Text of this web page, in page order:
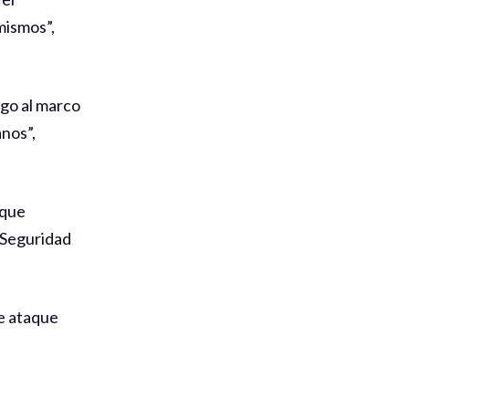
al marco
ataque